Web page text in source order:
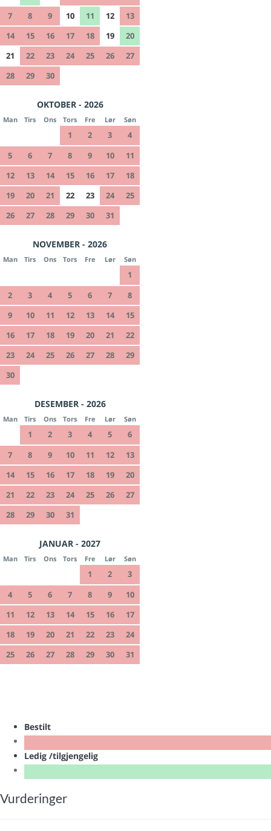
7
8 9 10 11 12
13
14
15 16 17 18 19
20
21
22 23 24 25 26
27
28
29 30
OKTOBER - 2026
Man Tirs Ons Tors Fre Lør Søn
1 2 3
4
5
6 7 8 9 10
11
12
13 14 15 16 17
18
19
20 21 22 23 24
25
26
27 28 29 30 31
NOVEMBER - 2026
Man Tirs Ons Tors Fre Lør Søn
1
2
3 4 5 6 7
8
9
10 11 12 13 14
15
16
17 18 19 20 21
22
23
24 25 26 27 28
29
30
DESEMBER - 2026
Man Tirs Ons Tors Fre Lør Søn
1 2 3 4 5
6
7
8 9 10 11 12
13
14
15 16 17 18 19
20
21
22 23 24 25 26
27
28
29 30 31
JANUAR - 2027
Man Tirs Ons Tors Fre Lør Søn
1 2
3
4
5 6 7 8 9
10
11
12 13 14 15 16
17
18
19 20 21 22 23
24
25
26 27 28 29 30 31
Bestilt
Ledig /tilgjengelig
Vurderinger